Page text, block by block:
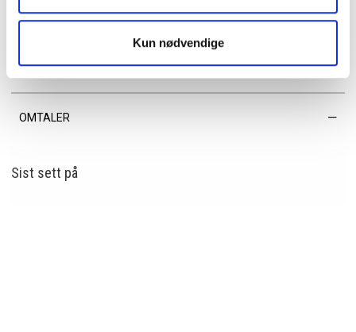
Kun nødvendige
• Innvendig: glidelåslomme og mobil-lomme
• Romslig ytterlomme med nedfelt glidelås for rask tilgang
EGENSKAPER
OMTALER
Sist sett på